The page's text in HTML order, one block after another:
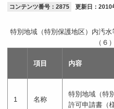
コンテンツ番号：2875 更新日： 2010
項目 内容
特別地域（特別保護地区）内汚水
（６
1 名称
特別地域（特
許可申請書（